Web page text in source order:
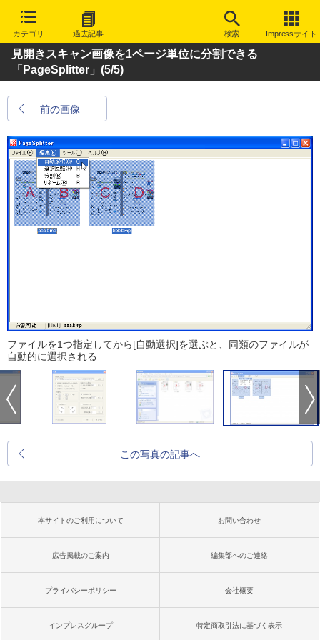
カテゴリ 過去記事 検索 Impressサイト
見開きスキャン画像を1ページ単位に分割できる
「PageSplitter」 (5/5)
前の画像
ファイルを1つ指定してから[自動選択]を選ぶと、同類のファイルが
自動的に選択される
この写真の記事へ
本サイトのご利用について お問い合わせ
広告掲載のご案内 編集部へのご連絡
プライバシーポリシー 会社概要
インプレスグループ 特定商取引法に基づく表示